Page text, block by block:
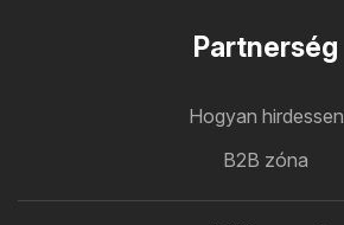
Partnerség
Hogyan hirdessen
B2B zóna